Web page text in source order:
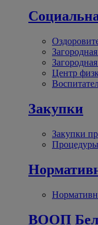
Центр
Закупки
Закупки
ВООП